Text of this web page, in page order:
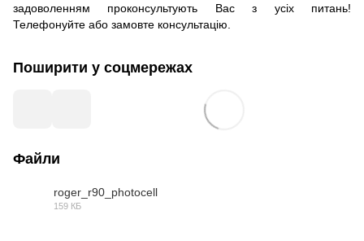
задоволенням проконсультують Вас з усіх питань!
Телефонуйте або замовте консультацію.
Поширити у соцмережах
Файли
roger_r90_photocell
159 КБ